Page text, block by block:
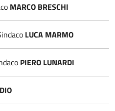
MARCO BRESCHI
LUCA MARMO
PIERO LUNARDI